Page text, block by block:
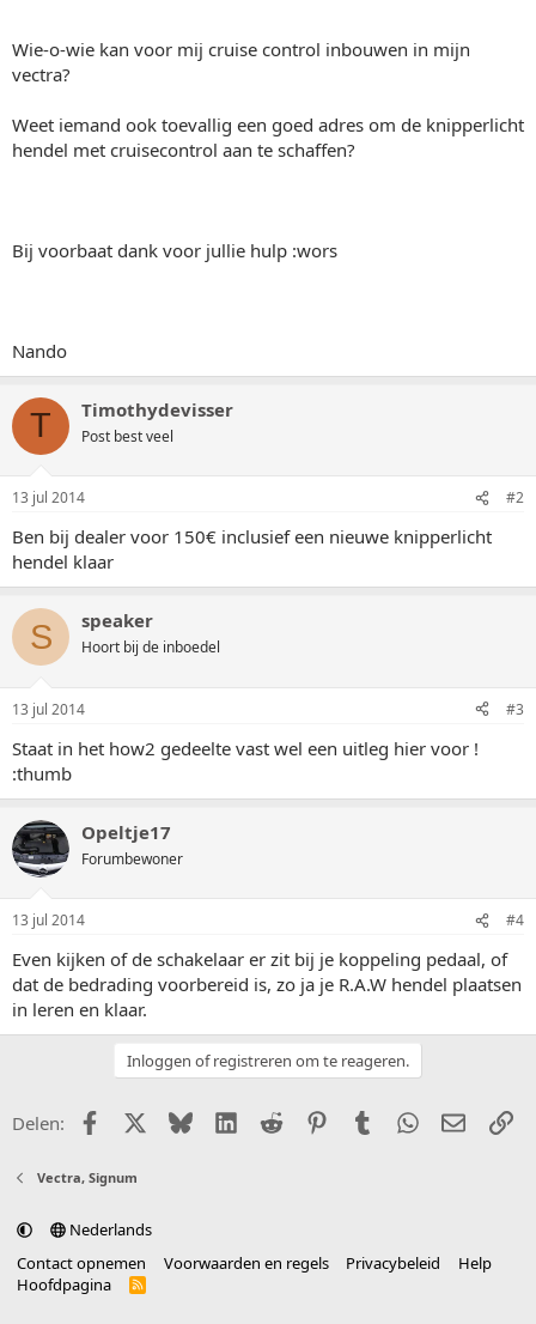
Wie-o-wie kan voor mij cruise control inbouwen in mijn
vectra?
Weet iemand ook toevallig een goed adres om de knipperlicht
hendel met cruisecontrol aan te schaffen?
Bij voorbaat dank voor jullie hulp :wors
Nando
T Timothydevisser
Post best veel
13 jul 2014 #2
Ben bij dealer voor 150€ inclusief een nieuwe knipperlicht
hendel klaar
S speaker
Hoort bij de inboedel
13 jul 2014 #3
Staat in het how2 gedeelte vast wel een uitleg hier voor !
:thumb
Opeltje17
Forumbewoner
13 jul 2014 #4
Even kijken of de schakelaar er zit bij je koppeling pedaal, of
dat de bedrading voorbereid is, zo ja je R.A.W hendel plaatsen
in leren en klaar.
Inloggen of registreren om te reageren.
Delen: FacebookX (Twitter)
BlueskyLinkedIn
Reddit PinterestTumblr WhatsApp
E-mail
Vectra, Signum
Nederlands
Contact opnemen
Voorwaarden en regels Privacybeleid
Help
Hoofdpagina
R